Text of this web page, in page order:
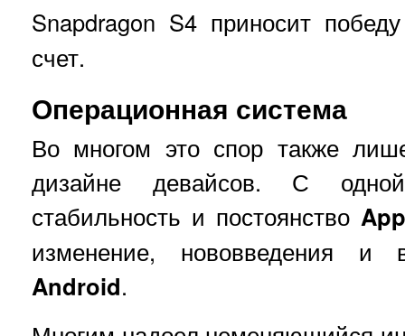
Snapdragon S4 приносит
счет.
Операционная система
Во многом это спор также
дизайне девайсов. С
стабильность и постоянство
изменение, нововведения и
Android.